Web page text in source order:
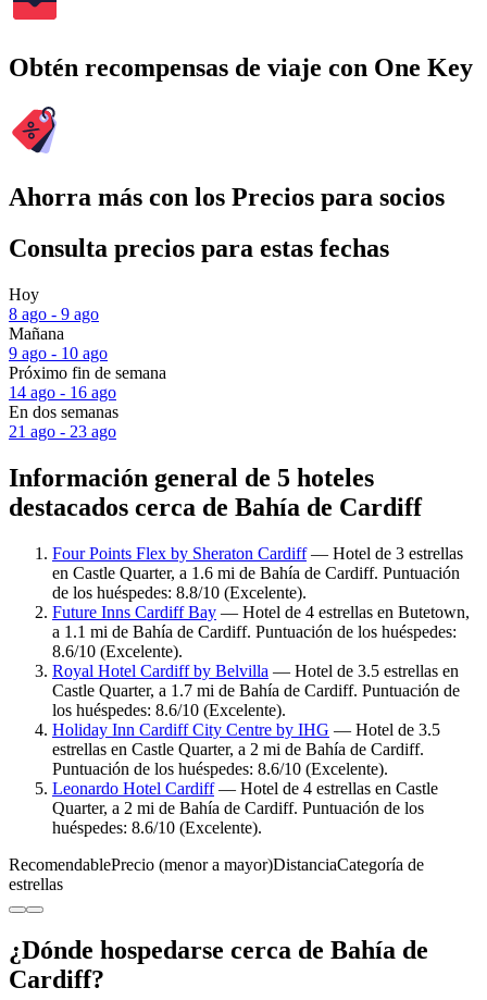
Obtén recompensas de viaje con One Key
Ahorra más con los Precios para socios
Consulta precios para estas fechas
Hoy
8 ago - 9 ago
Mañana
9 ago - 10 ago
Próximo fin de semana
14 ago - 16 ago
En dos semanas
21 ago - 23 ago
Información general de 5 hoteles
destacados cerca de Bahía de Cardiff
Four Points Flex by Sheraton Cardiff— Hotel de 3 estrellas
en Castle Quarter, a 1.6 mi de Bahía de Cardiff. Puntuación
de los huéspedes: 8.8/10 (Excelente).
Future Inns Cardiff Bay — Hotel de 4 estrellas en Butetown,
a 1.1 mi de Bahía de Cardiff. Puntuación de los huéspedes:
8.6/10 (Excelente).
Royal Hotel Cardiff by Belvilla — Hotel de 3.5 estrellas en
Castle Quarter, a 1.7 mi de Bahía de Cardiff. Puntuación de
los huéspedes: 8.6/10 (Excelente).
Holiday Inn Cardiff City Centre by IHG — Hotel de 3.5
estrellas en Castle Quarter, a 2 mi de Bahía de Cardiff.
Puntuación de los huéspedes: 8.6/10 (Excelente).
Leonardo Hotel Cardiff— Hotel de 4 estrellas en Castle
Quarter, a 2 mi de Bahía de Cardiff. Puntuación de los
huéspedes: 8.6/10 (Excelente).
RecomendablePrecio (menor a mayor)DistanciaCategoría de
estrellas
¿Dónde hospedarse cerca de Bahía de
Cardiff?